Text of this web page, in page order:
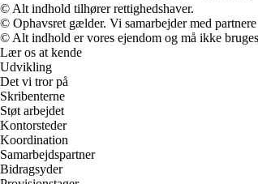
© Alt indhold tilhører rettighedshaver.
© Ophavsret gælder. Vi samarbejder med
© Alt indhold er vores ejendom og må ikke
Lær os at kende
Udvikling
Det vi tror på
Skribenterne
Støt arbejdet
Kontorsteder
Koordination
Samarbejdspartner
Bidragsyder